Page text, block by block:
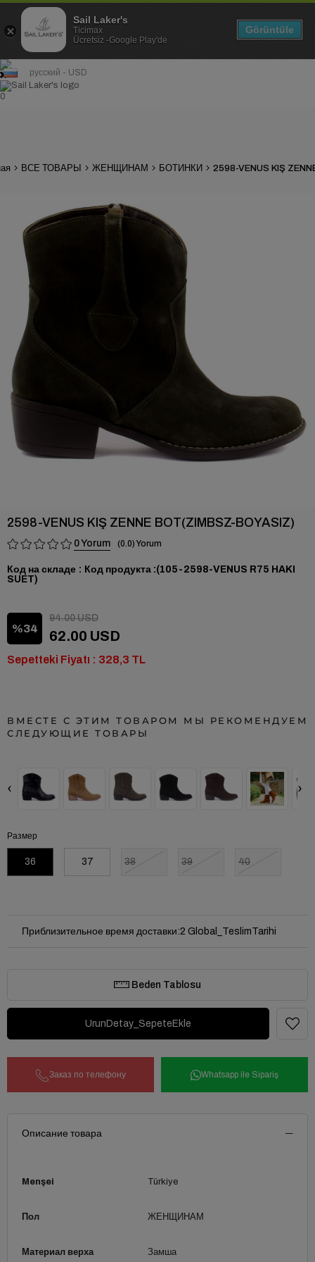
русский - USD
0
ВСЕ ТОВАРЫ ЖЕНЩИНАМ БОТИНКИ
2598-VENUS KIŞ ZENNE BOT(ZIMBSZ-BOYASIZ)
0 0.0
Код на складе
(105-2598-VENUS R75 HAKI
SUET)
34
94.00 USD
62.00 USD
Sepetteki Fiyatı : 328,3 TL
ВМЕСТЕ С ЭТИМ ТОВАРОМ МЫ РЕКОМЕНДУЕМ
СЛЕДУЮЩИЕ ТОВАРЫ
‹ ›
Размер
36 37 38 39 40
Приблизительное время доставки:2 Global_TeslimTarihi
Beden Tablosu
Заказ по телефону Whatsapp ile Sipariş
Описание товара
Menşei Türkiye
Пол ЖЕНЩИНАМ
Материал верха Замша
Sail Laker's
Ticimax
Ücretsiz -Google Play'de
Görüntüle